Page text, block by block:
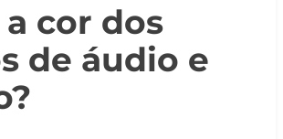
cor dos
de áudio e